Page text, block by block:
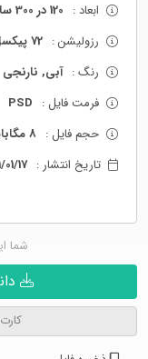
ابعاد : 120 در 300 سانتی متر
رزولیشن : 72 پیکسل
رنگ : آبی, نارنجی
فرمت فایل : PSD
حجم فایل : 8 مگابایت
تاریخ انتشار : 01/17
شما